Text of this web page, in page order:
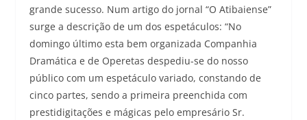
grande sucesso. Num artigo do jornal “O Atibaiense”
surge a descrição de um dos espetáculos: “No
domingo último esta bem organizada Companhia
Dramática e de Operetas despediu-se do nosso
público com um espetáculo variado, constando de
cinco partes, sendo a primeira preenchida com
prestidigitações e mágicas pelo empresário Sr.